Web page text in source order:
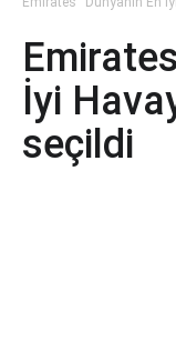
İyi
seçildi